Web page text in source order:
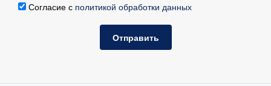
Согласие с политикой обработки данных
Отправить